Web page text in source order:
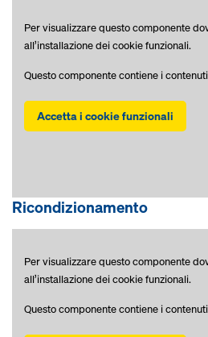
Per visualizzare questo componente
all’installazione dei cookie funzionali.
Questo componente contiene i
Accetta i cookie funzionali
Ricondizionamento
Per visualizzare questo componente
all’installazione dei cookie funzionali.
Questo componente contiene i